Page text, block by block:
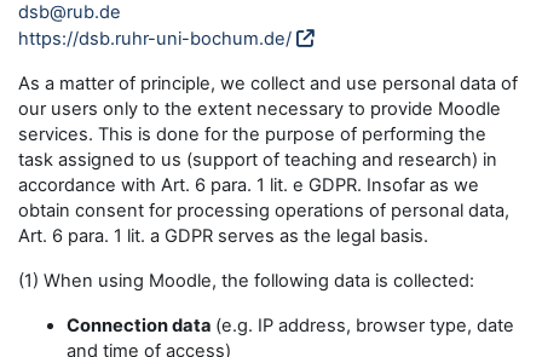
dsb@rub.de
https://dsb.ruhr-uni-bochum.de/
As a matter of principle, we collect and use personal data of
our users only to the extent necessary to provide Moodle
services. This is done for the purpose of performing the
task assigned to us (support of teaching and research) in
accordance with Art. 6 para. 1 lit. e GDPR. Insofar as we
obtain consent for processing operations of personal data,
Art. 6 para. 1 lit. a GDPR serves as the legal basis.
(1) When using Moodle, the following data is collected:
Connection data (e.g. IP address, browser type, date
and time of access)